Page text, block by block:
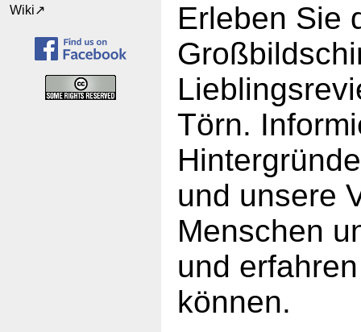
Wiki
Erleben Sie
Törn.
und unsere
Menschen
und
können.